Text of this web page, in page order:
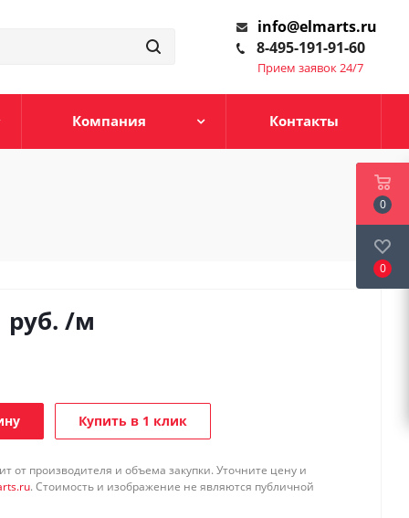
info@elmarts.ru
8-495-191-91-60
Прием заявок 24/7
Компания Контакты
руб. /м
Купить в 1 клик
от производителя и объема закупки. Уточните цену и
. Стоимость и изображение не являются публичной
0
0